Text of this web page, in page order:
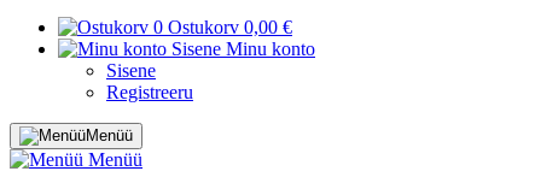
0 Ostukorv 0,00 €
Sisene Minu konto
Sisene
Registreeru
Menüü
Menüü